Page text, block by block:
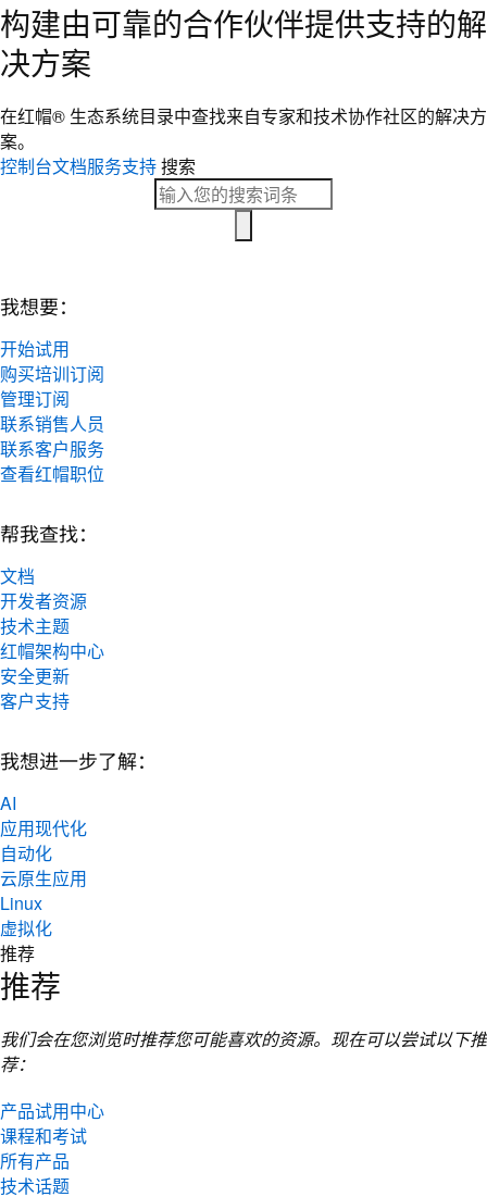
构建由可靠的合作伙伴提供支持的解
决方案
在红帽® 生态系统目录中查找来自专家和技术协作社区的解决方
案。
控制台文档服务支持搜索
我想要：
开始试用
购买培训订阅
管理订阅
联系销售人员
联系客户服务
查看红帽职位
帮我查找：
文档
开发者资源
技术主题
红帽架构中心
安全更新
客户支持
我想进一步了解：
AI
应用现代化
自动化
云原生应用
Linux
虚拟化
推荐
推荐
我们会在您浏览时推荐您可能喜欢的资源。现在可以尝试以下推
荐：
产品试用中心
课程和考试
所有产品
技术话题